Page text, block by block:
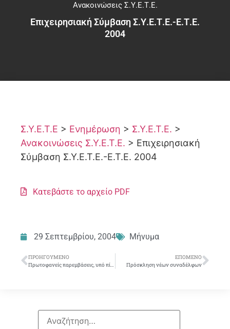
Ανακοινώσεις Σ.Υ.Ε.Τ.Ε.
Επιχειρησιακή Σύμβαση Σ.Υ.Ε.Τ.Ε.-Ε.Τ.Ε.
2004
Σ.Υ.Ε.Τ.Ε > Ενημέρωση > Σ.Υ.Ε.Τ.Ε. >
Ανακοινώσεις Σ.Υ.Ε.Τ.Ε. > Επιχειρησιακή
Σύμβαση Σ.Υ.Ε.Τ.Ε.-Ε.Τ.Ε. 2004
Κατεβάστε το αρχείο PDF
29 Σεπτεμβρίου, 2004 Μήνυμα
ΠΡΟΗΓΟΎΜΕΝΟ
Πρωτοφανείς παρεμβάσεις, υπό πίεση η ελεύθερη βούληση για την εθελουσία έξοδο
ΕΠΌΜΕΝΟ
Πρόσκληση νέων συναδέλφων